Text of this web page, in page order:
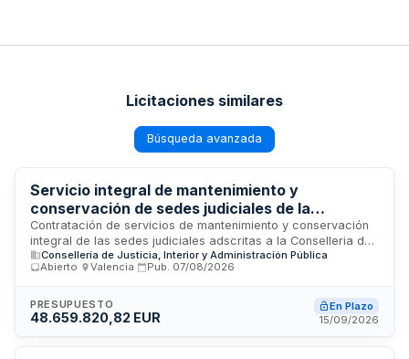
Licitaciones similares
Búsqueda avanzada
Servicio integral de mantenimiento y
conservación de sedes judiciales de la
Conselleria de Justicia, Transparencia y
Participación
Contratación de servicios de mantenimiento y conservación
integral de las sedes judiciales adscritas a la Conselleria de
Justicia, Transparencia y Participación. El contrato incluye la
gestión de dichas instalaciones y el suministro de repuestos
mixto que combina prestaciones de servicios con suministro
de materiales, adjudicable mediante procedimiento abierto
establecidas.
Consellería de Justicia, Interior y Administración Pública
Abierto
Valencia Pub. 07/08/2026
PRESUPUESTO
48.659.820,82 EUR
En Plazo
15/09/2026